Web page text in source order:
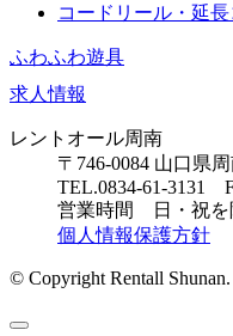
コードリール・延長
ふわふわ遊具
求人情報
レントオール周南
〒746-0084 山口県
TEL.0834-61-3131
営業時間 日・祝を
個人情報保護方針
© Copyright Rentall